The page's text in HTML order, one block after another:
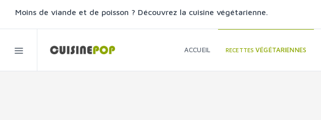
Moins de viande et de poisson ? Découvrez la cuisine végétarienne.
ACCUEIL RECETTESVÉGÉTARIENNES